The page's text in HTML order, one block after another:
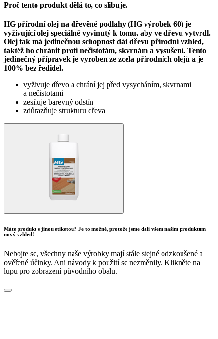
Proč tento produkt dělá to, co slibuje.
HG přírodní olej na dřevěné podlahy (HG výrobek 60) je
vyživující olej speciálně vyvinutý k tomu, aby ve dřevu vytvrdl.
Olej tak má jedinečnou schopnost dát dřevu přírodní vzhled,
taktéž ho chránit proti nečistotám, skvrnám a vysušení. Tento
jedinečný přípravek je vyroben ze zcela přírodních olejů a je
100% bez ředidel.
vyživuje dřevo a chrání jej před vysycháním, skvrnami
a nečistotami
zesiluje barevný odstín
zdůrazňuje strukturu dřeva
Máte produkt s jinou etiketou? Je to možné, protože jsme dali všem našim produktům
nový vzhled!
Nebojte se, všechny naše výrobky mají stále stejné odzkoušené a
ověřené účinky. Ani návody k použití se nezměnily. Klikněte na
lupu pro zobrazení původního obalu.